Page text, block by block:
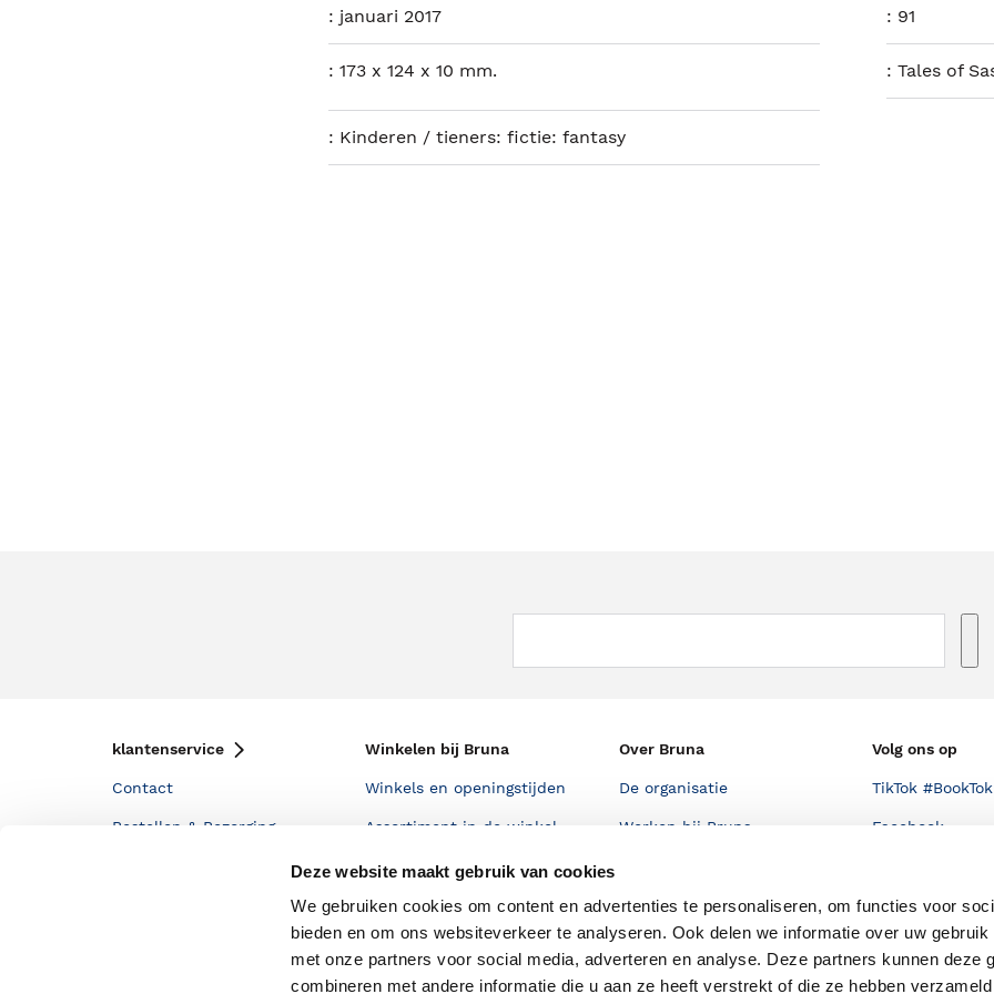
Deze website maakt gebruik van cookies
We gebruiken cookies om content en advertenties te personaliseren, om functies voor
bieden en om ons websiteverkeer te analyseren. Ook delen we informatie over uw
met onze partners voor social media, adverteren en analyse. Deze partners kunnen deze
combineren met andere informatie die u aan ze heeft verstrekt of die ze hebben
: januari 2017 : 91
: 173 x 124 x 10 mm. :Tales of
: Kinderen / tieners: fictie: fantasy
klantenservice
Contact
Bestellen & Bezorging
Annuleren & Retourneren
Zakelijk boeken bestellen
Winkelen bij Bruna
Winkels en openingstijden
Assortiment in de winkel
Cadeaukaarten
Cadeauboxen
Staatsloterij
ING Servicepunten
Over Bruna
De organisatie
Werken bij Bruna
De voordelen van Bruna
Responsible Disclosure
Statement
Volg ons op
TikTok #BookTok
Facebook